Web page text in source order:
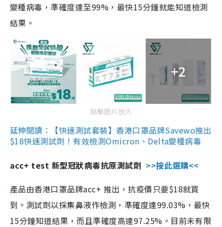
變種病毒，準確度達至99%，最快15分鐘就能知道檢測
結果。
+2
點擊圖片放大
延伸閱讀：【快速測試套裝】香港口罩品牌Savewo推出
$18快速測試劑！有效檢測Omicron、Delta變種病毒
acc+ test 新型冠狀病毒抗原測試劑 >>按此選購<<
產品由香港口罩品牌acc+ 推出，抗疫價只要$18就買
到。測試劑以採集鼻液作檢測，準確度達99.03%，最快
15分鐘知道結果，而且準確度高達97.25%。目前未有限